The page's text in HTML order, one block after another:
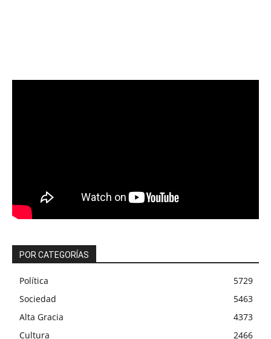
POR CATEGORÍAS
Política
5729
Sociedad
5463
Alta Gracia
4373
Cultura
2466